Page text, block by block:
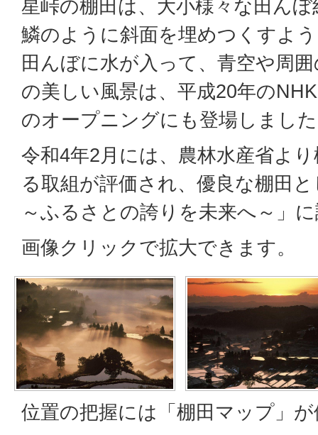
星峠の棚田は、大小様々な田ん
鱗のように斜面を埋めつくすよ
田んぼに水が入って、青空や周
の美しい風景は、平成20年の
のオープニングにも登場しまし
令和4年2月には、農林水産省よ
る取組が評価され、優良な棚田
～ふるさとの誇りを未来へ～」
画像クリックで拡大できます。
位置の把握には「棚田マップ」